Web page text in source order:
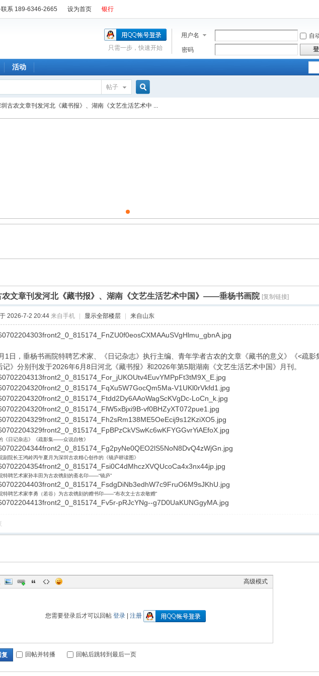
联系 189-6346-2665 设为首页 银行
用户名 自
密码
只需一步，快速开始
活动
帖子
搜
古农文章刊发河北《藏书报》、湖南《文艺生活艺术中 ...
农文章刊发河北《藏书报》、湖南《文艺生活艺术中国》——垂杨书画院 [复制链接]
2026-7-2 20:44 来自手机 显示全部楼层 来自山东
，垂杨书画院特聘艺术家、《日记杂志》执行主编、青年学者古农的文章《藏书的意义》《<疏
记》分别刊发于2026年6月8日河北《藏书报》和2026年第5期湖南《文艺生活艺术中国》月刊。
《日记杂志》《疏影集——众说自牧》
副院长王鸿岭丙午夏月为深圳古农精心创作的《镜庐耕读图》
特聘艺术家孙丰田为古农镌刻的斋名印——“镜庐”
特聘艺术家李勇（若谷）为古农镌刻的赠书印——“布衣文士古农敬赠”
高级模式
您需要登录后才可以回帖 登录 注册
复 回帖并转播 回帖后跳转到最后一页